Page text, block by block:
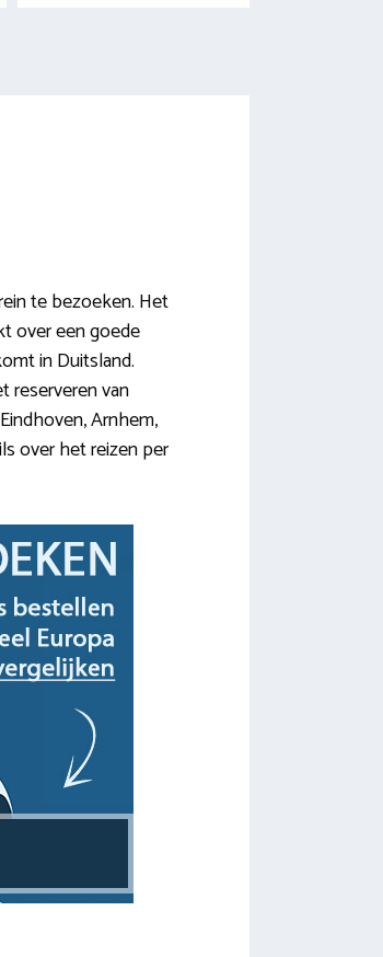
te bezoeken. Het
over een goede
in Duitsland.
reserveren van
Arnhem,
over het reizen per